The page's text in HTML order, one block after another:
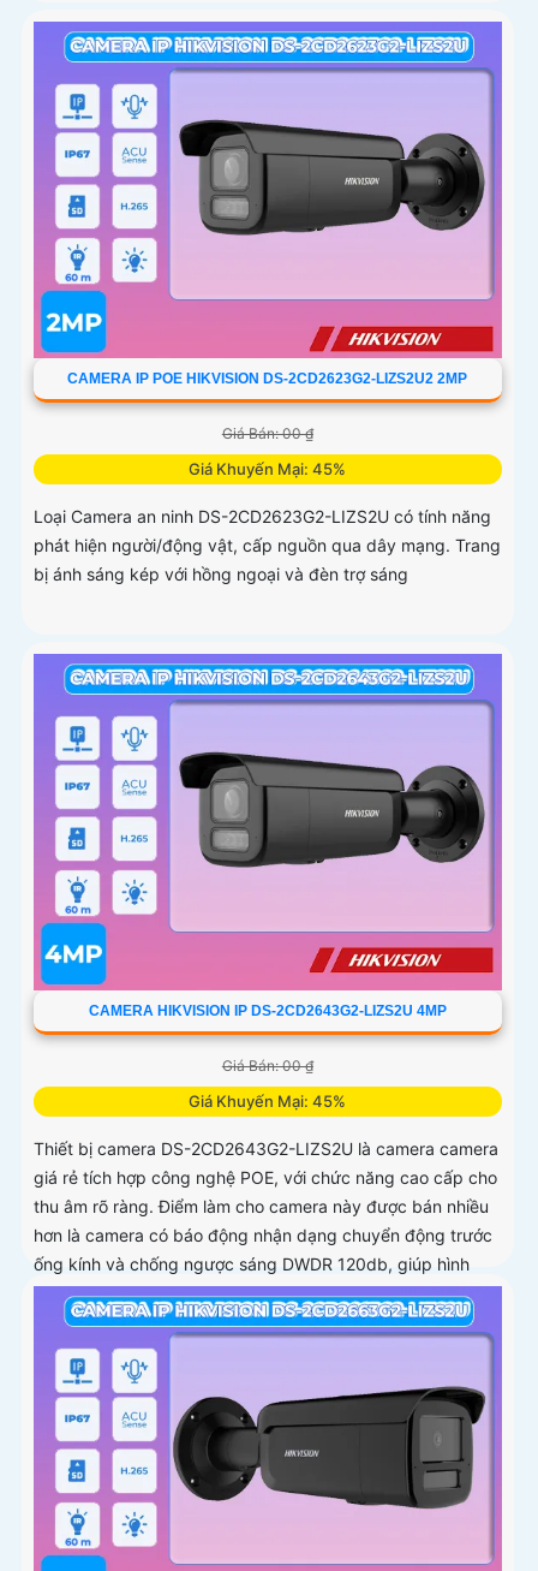
công nghệ AI trong việc cân bằng màu sáng trong điều
kiện ánh sáng yếu, ống kính có độ phân giải 4
CAMERA IP POE HIKVISION DS-2CD2623G2-LIZS2U2 2MP
Giá Bán: 00 ₫
Giá Khuyến Mại: 45%
Loại Camera an ninh DS-2CD2623G2-LIZS2U có tính năng
phát hiện người/động vật, cấp nguồn qua dây mạng. Trang
bị ánh sáng kép với hồng ngoại và đèn trợ sáng
CAMERA HIKVISION IP DS-2CD2643G2-LIZS2U 4MP
Giá Bán: 00 ₫
Giá Khuyến Mại: 45%
Thiết bị camera DS-2CD2643G2-LIZS2U là camera camera
giá rẻ tích hợp công nghệ POE, với chức năng cao cấp cho
thu âm rõ ràng. Điểm làm cho camera này được bán nhiều
hơn là camera có báo động nhận dạng chuyển động trước
ống kính và chống ngược sáng DWDR 120db, giúp hình
ảnh rõ hơn dù ở môi trường ánh sáng thấp